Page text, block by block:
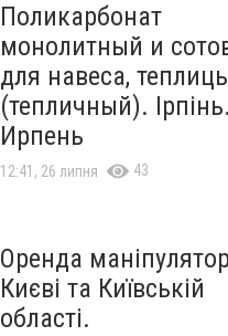
Поликарбонат
монолитный и
для навеса,
(тепличный). Ірпінь.
Ирпень
12:41, 26 липня 43
Оренда
Києві та Київській
області.